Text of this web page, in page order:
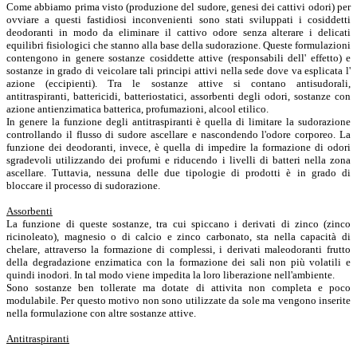
Come abbiamo prima visto (produzione del sudore, genesi dei cattivi odori) per
ovviare a questi fastidiosi inconvenienti sono stati sviluppati i cosiddetti
deodoranti in modo da eliminare il cattivo odore senza alterare i delicati
equilibri fisiologici che stanno alla base della sudorazione. Queste formulazioni
contengono in genere sostanze cosiddette attive (responsabili dell' effetto) e
sostanze in grado di veicolare tali principi attivi nella sede dove va esplicata l'
azione (eccipienti). Tra le sostanze attive si contano antisudorali,
antitraspiranti, battericidi, batteriostatici, assorbenti degli odori, sostanze con
azione antienzimatica batterica, profumazioni, alcool etilico.
In genere la funzione degli antitraspiranti è quella di limitare la sudorazione
controllando il flusso di sudore ascellare e nascondendo l'odore corporeo. La
funzione dei deodoranti, invece, è quella di impedire la formazione di odori
sgradevoli utilizzando dei profumi e riducendo i livelli di batteri nella zona
ascellare. Tuttavia, nessuna delle due tipologie di prodotti è in grado di
bloccare il processo di sudorazione.
Assorbenti
La funzione di queste sostanze, tra cui spiccano i derivati di zinco (zinco
ricinoleato), magnesio o di calcio e zinco carbonato, sta nella capacità di
chelare, attraverso la formazione di complessi, i derivati maleodoranti frutto
della degradazione enzimatica con la formazione dei sali non più volatili e
quindi inodori. In tal modo viene impedita la loro liberazione nell'ambiente.
Sono sostanze ben tollerate ma dotate di attivita non completa e poco
modulabile. Per questo motivo non sono utilizzate da sole ma vengono inserite
nella formulazione con altre sostanze attive.
Antitraspiranti